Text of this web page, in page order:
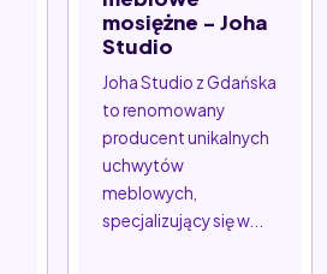
mosiężne - Joha
Studio
Joha Studio z Gdańska
to renomowany
producent unikalnych
uchwytów
meblowych,
specjalizujący się w...